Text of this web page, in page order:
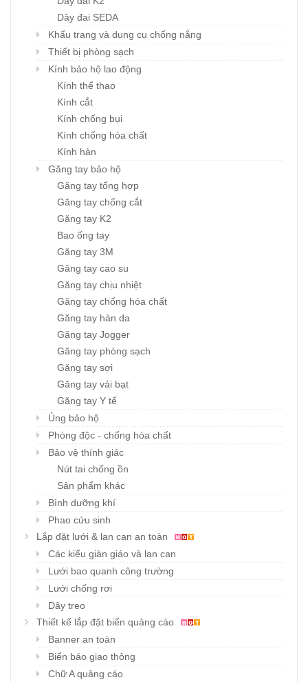
Dây đai SEDA
Khẩu trang và dụng cụ chống nắng
Thiết bị phòng sạch
Kính bảo hộ lao động
Kính thể thao
Kính cắt
Kính chống bụi
Kính chống hóa chất
Kính hàn
Găng tay bảo hộ
Găng tay tổng hợp
Găng tay chống cắt
Găng tay K2
Bao ống tay
Găng tay 3M
Găng tay cao su
Găng tay chịu nhiệt
Găng tay chống hóa chất
Găng tay hàn da
Găng tay Jogger
Găng tay phòng sạch
Găng tay sợi
Găng tay vải bạt
Găng tay Y tế
Ủng bảo hộ
Phòng độc - chống hóa chất
Bảo vệ thính giác
Nút tai chống ồn
Sản phẩm khác
Bình dưỡng khí
Phao cứu sinh
Lắp đặt lưới & lan can an toàn
Các kiểu giàn giáo và lan can
Lưới bao quanh công trường
Lưới chống rơi
Dây treo
Thiết kế lắp đặt biển quảng cáo
Banner an toàn
Biển báo giao thông
Chữ A quảng cáo